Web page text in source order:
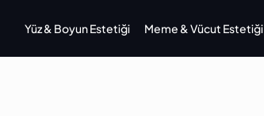
Yüz & Boyun Estetiği Meme & Vücut Estetiği